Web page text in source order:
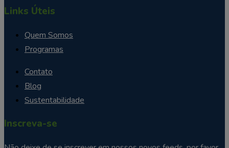
Links Úteis
Quem Somos
Programas
Contato
Blog
Sustentabilidade
Inscreva-se